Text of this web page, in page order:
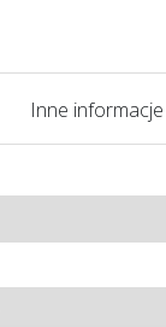
Inne informacje